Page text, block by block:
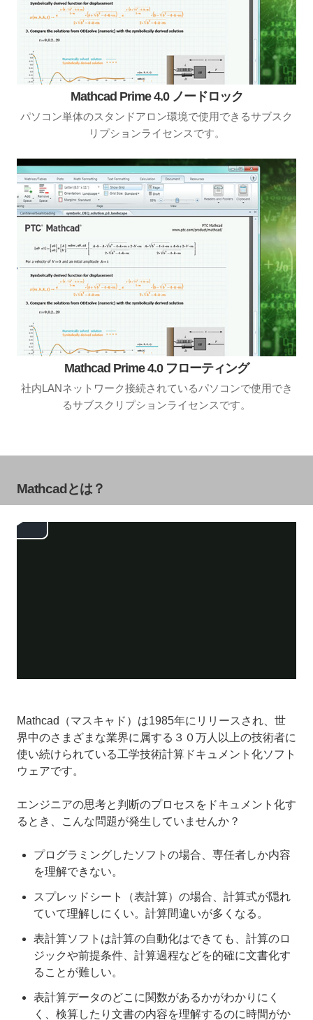
Mathcad Prime 4.0 ノードロック
パソコン単体のスタンドアロン環境で使用できるサブスク
リプションライセンスです。
Mathcad Prime 4.0 フローティング
社内LANネットワーク接続されているパソコンで使用でき
るサブスクリプションライセンスです。
Mathcadとは？
Mathcad（マスキャド）は1985年にリリースされ、世
界中のさまざまな業界に属する３０万人以上の技術者に
使い続けられている工学技術計算ドキュメント化ソフト
ウェアです。
エンジニアの思考と判断のプロセスをドキュメント化す
るとき、こんな問題が発生していませんか？
プログラミングしたソフトの場合、専任者しか内容
を理解できない。
スプレッドシート（表計算）の場合、計算式が隠れ
ていて理解しにくい。計算間違いが多くなる。
表計算ソフトは計算の自動化はできても、計算のロ
ジックや前提条件、計算過程などを的確に文書化す
ることが難しい。
表計算データのどこに関数があるかがわかりにく
く、検算したり文書の内容を理解するのに時間がか